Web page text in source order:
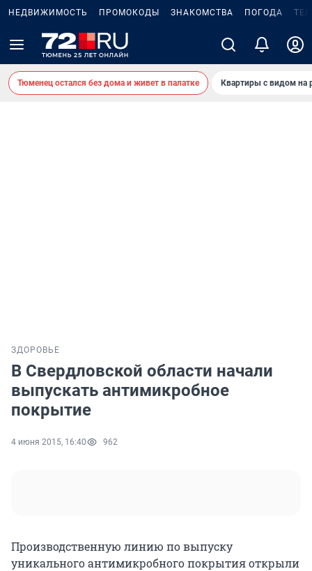
НЕДВИЖИМОСТЬ ПРОМОКОДЫ ЗНАКОМСТВА ПОГОДА
Тюменец остался без дома и живет в палатке Квартиры с видом на
ЗДОРОВЬЕ
В Свердловской области начали
выпускать антимикробное
покрытие
4 июня 2015, 16:40 962
Производственную линию по выпуску
уникального антимикробного покрытия открыли